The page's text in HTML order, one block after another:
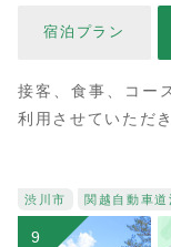
宿泊プラン
接客、食事、コー
利用させていただ
渋川市 関越自動車道
9